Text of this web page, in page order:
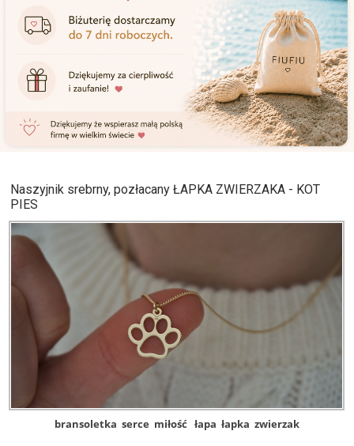
Naszyjnik srebrny, pozłacany ŁAPKA ZWIERZAKA - KOT
PIES
bransoletka serce miłość łapa łapka zwierzak